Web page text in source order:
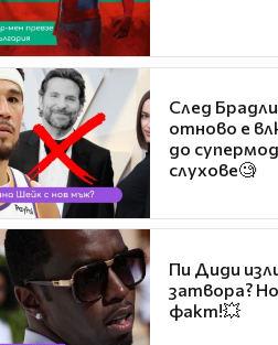
След
отново е
до
слухове🧐
Пи Диди
затвора?
факт!💥